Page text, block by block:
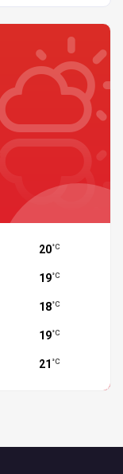
20°C
19°C
18°C
19°C
21 °C